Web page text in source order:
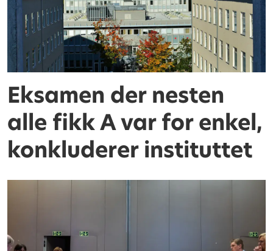
Eksamen der nesten
alle fikk A var for enkel,
konkluderer instituttet